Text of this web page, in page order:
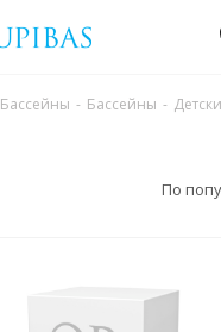
Бассейны - Бассейны -